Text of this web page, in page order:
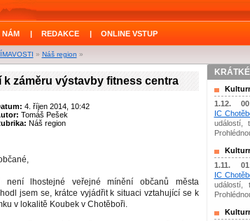
NÁM | REDAKCE | ONLINE VSTUP
» Náš region »
k záměru výstavby fitness centra
4. říjen 2014, 10:42
Tomáš Pešek
Náš region
není lhostejné veřejné mínění občanů města
jsem se, krátce vyjádřit k situaci vztahující se k
v lokalitě Koubek v Chotěboři.
1.12.
IC
událostí,
1.11.
IC
událostí,